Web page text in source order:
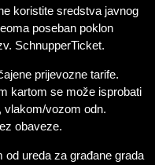
koristite sredstva javnog
poseban poklon
SchnupperTicket.
prijevozne tarife.
kartom se može isprobati
vlakom/vozom odn.
obaveze.
od ureda za građane grada